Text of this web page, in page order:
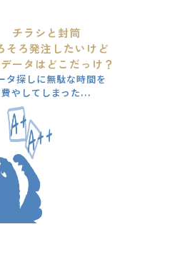
チラシと封筒
そろ発注したいけど
ータはどこだっけ？
タ探しに無駄な時間を
費やしてしまった...